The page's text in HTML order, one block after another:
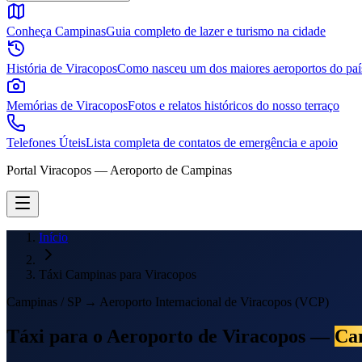
Conheça CampinasGuia completo de lazer e turismo na cidade
História de ViracoposComo nasceu um dos maiores aeroportos do
Memórias de ViracoposFotos e relatos históricos do nosso terraço
Telefones ÚteisLista completa de contatos de emergência e apoio
Portal Viracopos — Aeroporto de Campinas
Início
Táxi Campinas para Viracopos
Campinas / SP → Aeroporto Internacional de Viracopos (VCP)
Táxi para o Aeroporto de Viracopos —